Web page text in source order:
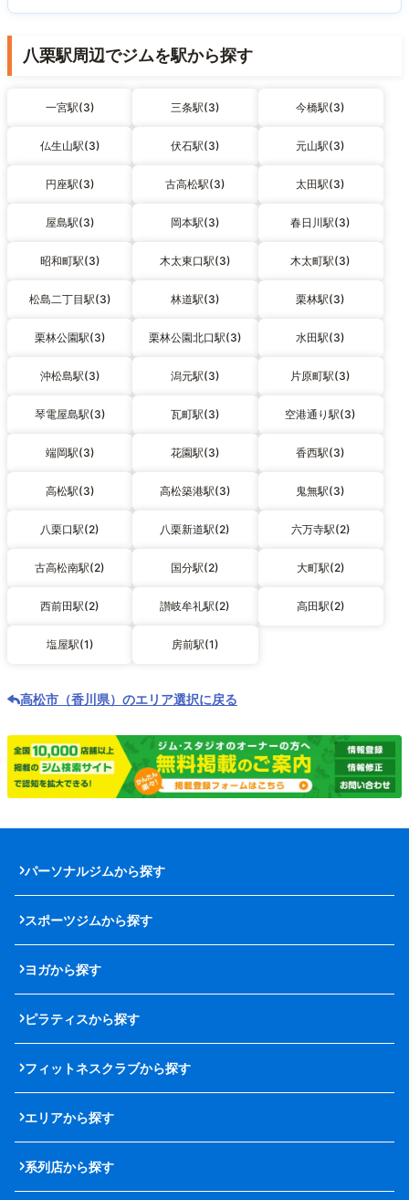
八栗駅周辺でジムを駅から探す
一宮駅(3) 三条駅(3) 今橋駅(3)
仏生山駅(3) 伏石駅(3) 元山駅(3)
円座駅(3) 古高松駅(3) 太田駅(3)
屋島駅(3) 岡本駅(3) 春日川駅(3)
昭和町駅(3) 木太東口駅(3) 木太町駅(3)
松島二丁目駅(3) 林道駅(3) 栗林駅(3)
栗林公園駅(3) 栗林公園北口駅(3) 水田駅(3)
沖松島駅(3) 潟元駅(3) 片原町駅(3)
琴電屋島駅(3) 瓦町駅(3) 空港通り駅(3)
端岡駅(3) 花園駅(3) 香西駅(3)
高松駅(3) 高松築港駅(3) 鬼無駅(3)
八栗口駅(2) 八栗新道駅(2) 六万寺駅(2)
古高松南駅(2) 国分駅(2) 大町駅(2)
西前田駅(2) 讃岐牟礼駅(2) 高田駅(2)
塩屋駅(1) 房前駅(1)
高松市（香川県）のエリア選択に戻る
パーソナルジムから探す
スポーツジムから探す
ヨガから探す
ピラティスから探す
フィットネスクラブから探す
エリアから探す
系列店から探す